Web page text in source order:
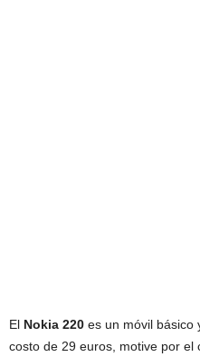
El Nokia 220 es un móvil básico
costo de 29 euros, motive por el